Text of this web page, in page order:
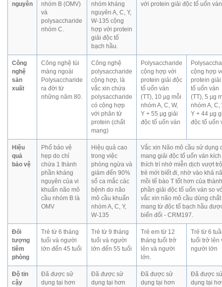
nguyên
nhóm B (OMV)
và
polysaccharide
nhóm C.
nhóm kháng
nguyên A, C, Y,
W-135 cộng
hợp với protein
giải độc tố
bạch hầu.
với protein giải độc tố uốn
Công
nghệ
sản
xuất
Công nghệ túi
màng ngoài
Polysaccharide
ra đời từ
những năm 80.
Công nghệ
polysaccharide
cộng hợp, là
vắc xin chứa
polysaccharide
có cộng hợp
với phân tử
protein (chất
mang)
Polysaccharide
cộng hợp với
protein giải độc
tố uốn ván
(TT), 10 µg mỗi
nhóm A, C, W,
Y + 55 µg giải
độc tố uốn ván
cộng hợp
protein giải
tố uốn ván
(TT), 5 µg
nhóm A, C,
Y + 44 µg
độc tố uốn
Hiệu
quả
bảo vệ
Phổ bảo vệ
hẹp do chỉ
chứa 1 thành
phần kháng
nguyên của vi
khuẩn não mô
cầu nhóm B là
OMV
Hiệu quả cao
trong việc
phòng ngừa và
giảm đến 90%
số ca mắc các
bệnh do não
mô cầu khuẩn
nhóm A, C, Y,
W-135
Vắc xin Não mô cầu sử dụng
mang giải độc tố uốn ván kích
thích trí nhớ miễn dịch vượt
trẻ mới biết đi, nhờ vào khả
mồi tế bào T tốt hơn của thành
phần giải độc tố uốn ván so
vắc xin não mô cầu dùng chất
mang từ độc tố bạch hầu
biến đổi - CRM197.
Đối
tượng
tiêm
phòng
Trẻ từ 6 tháng
tuổi và người
lớn đến 45 tuổi
Trẻ từ 9 tháng
tuổi và người
lớn đến 55 tuổi
Trẻ em từ 12
tháng tuổi trở
lên và người
lớn.
Trẻ từ 6
tuổi trở lên
người lớn
Độ tin
cậy
Đã được sử
dụng tại hơn
Đã được sử
dụng tại hơn
Đã được sử
dụng tại hơn
Đã được
dụng tại